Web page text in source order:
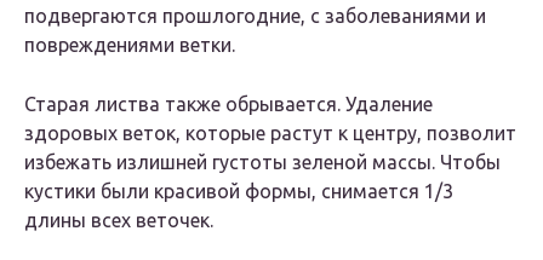
подвергаются прошлогодние, с заболеваниями и
повреждениями ветки.
Старая листва также обрывается. Удаление
здоровых веток, которые растут к центру, позволит
избежать излишней густоты зеленой массы. Чтобы
кустики были красивой формы, снимается 1/3
длины всех веточек.